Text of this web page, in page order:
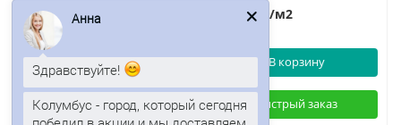
4432р. 3679р.
В корзину
Быстрый заказ
4033р. /м2
В корзину
Быстрый заказ
Анна
Здравствуйте!
Колумбус - город, который сегодня